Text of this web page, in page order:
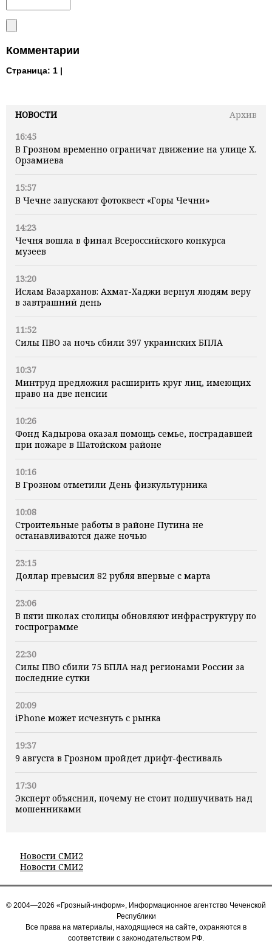
НОВОСТИ
Архив
16:45
В Грозном временно ограничат движение на улице Х.
Орзамиева
15:57
В Чечне запускают фотоквест «Горы Чечни»
14:23
Чечня вошла в финал Всероссийского конкурса
музеев
13:20
Ислам Вазарханов: Ахмат-Хаджи вернул людям веру
в завтрашний день
11:52
Силы ПВО за ночь сбили 397 украинских БПЛА
10:37
Минтруд предложил расширить круг лиц, имеющих
право на две пенсии
10:26
Фонд Кадырова оказал помощь семье, пострадавшей
при пожаре в Шатойском районе
10:16
В Грозном отметили День физкультурника
10:08
Строительные работы в районе Путина не
останавливаются даже ночью
23:15
Доллар превысил 82 рубля впервые с марта
23:06
В пяти школах столицы обновляют инфраструктуру по
госпрограмме
22:30
Силы ПВО сбили 75 БПЛА над регионами России за
последние сутки
20:09
iPhone может исчезнуть с рынка
19:37
9 августа в Грозном пройдет дрифт-фестиваль
17:30
Эксперт объяснил, почему не стоит подшучивать над
мошенниками
Новости СМИ2
Новости СМИ2
Комментарии
Страница: 1 |
© 2004—2026 «Грозный-информ», Информационное агентство Чеченской
Республики
Все права на материалы, находящиеся на сайте, охраняются в
соответствии с законодательством РФ.